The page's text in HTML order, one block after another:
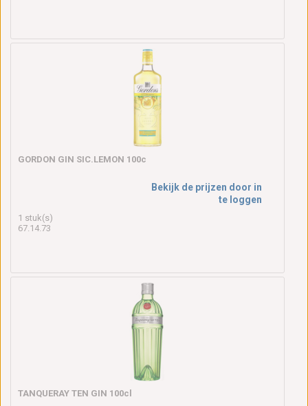
GORDON GIN SIC.LEMON 100c
1 stuk(s)
67.14.73
Bekijk de prijzen door in
te loggen
TANQUERAY TEN GIN 100cl